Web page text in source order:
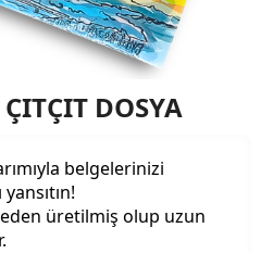
DOSYA
belgelerinizi
üretilmiş olup uzun